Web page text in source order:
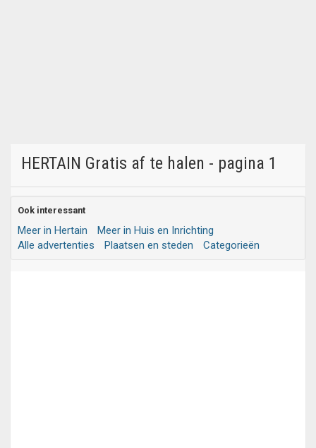
HERTAIN Gratis af te halen - pagina 1
Ook interessant
Meer in Hertain
Meer in Huis en Inrichting
Alle advertenties
Plaatsen en steden Categorieën